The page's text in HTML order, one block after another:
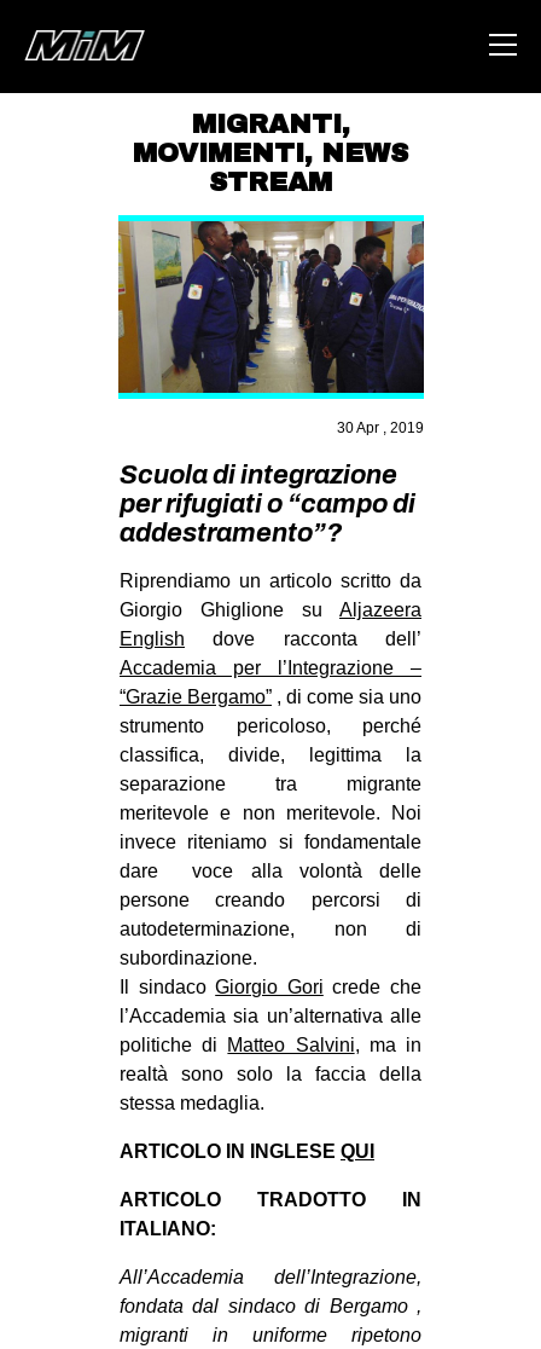
HOME
AREA
DEGENERAZIONE
GAZA FREESTYLE
CSOA LAMBRETTA
STUDENTI TSUNAMI
ZAM
SPAZI
SPORT POPOLARE
MOVIMENTI
AMBIENTE
ANTIFASCISMO
DIRITTO ALL’ABITARE
GENERI
MIGRAZIONI
PRECARIATO
REPRESSIONE
STUDENTI
CULTURE
ARTE
CINEMA
MUSICA
RECENSIONI
MIGRANTI ,
MOVIMENTI , NEWS
STREAM
30 Apr , 2019
Scuola di integrazione
per rifugiati o “campo di
addestramento”?
Riprendiamo un articolo scritto da
Giorgio Ghiglione su Aljazeera
English dove racconta dell’
Accademia per l’Integrazione –
“Grazie Bergamo” , di come sia uno
strumento pericoloso, perché
classifica, divide, legittima la
separazione tra migrante
meritevole e non meritevole. Noi
invece riteniamo si fondamentale
dare voce alla volontà delle
persone creando percorsi di
autodeterminazione, non di
subordinazione.
Il sindacoGiorgio Gori crede che
l’Accademia sia un’alternativa alle
politiche di Matteo Salvini, ma in
realtà sono solo la faccia della
stessa medaglia.
ARTICOLO IN INGLESE QUI
ARTICOLO TRADOTTO IN
ITALIANO:
All’Accademia dell’Integrazione,
fondata dal sindaco di Bergamo ,
migranti in uniforme ripetono